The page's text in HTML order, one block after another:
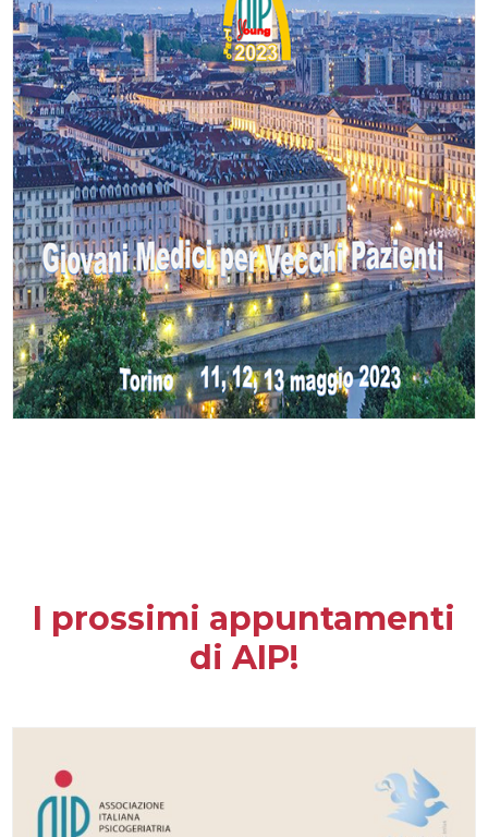
I prossimi appuntamenti
di AIP!